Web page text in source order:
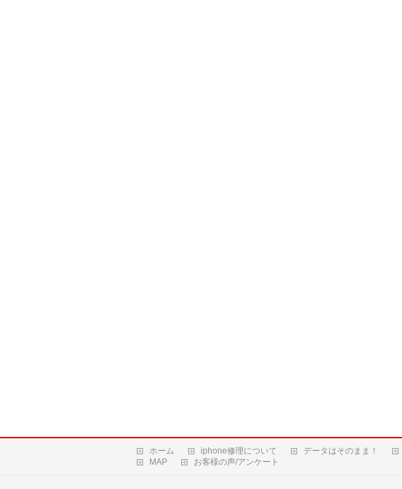
ホーム iphone修理について データはそのまま！
MAP
お客様の声/アンケート